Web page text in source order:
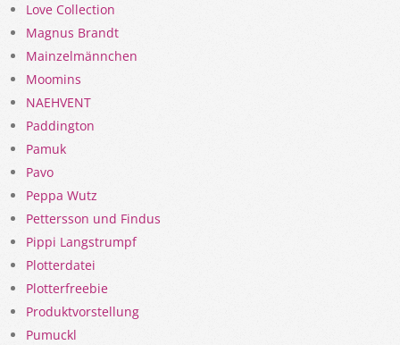
Love Collection
Magnus Brandt
Mainzelmännchen
Moomins
NAEHVENT
Paddington
Pamuk
Pavo
Peppa Wutz
Pettersson und Findus
Pippi Langstrumpf
Plotterdatei
Plotterfreebie
Produktvorstellung
Pumuckl